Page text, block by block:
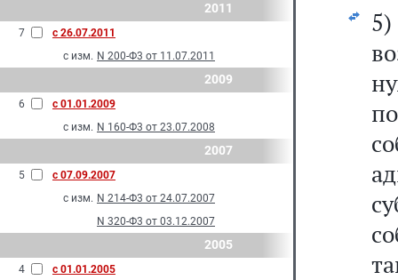
2011
7
с 26.07.2011
с изм. N 200-Ф3 от 11.07.2011
2009
6
с 01.01.2009
с изм. N 160-Ф3 от 23.07.2008
2007
5
с 07.09.2007
с изм. N 214-Ф3 от 24.07.2007
N 320-Ф3 от 03.12.2007
2005
4
с 01.01.2005